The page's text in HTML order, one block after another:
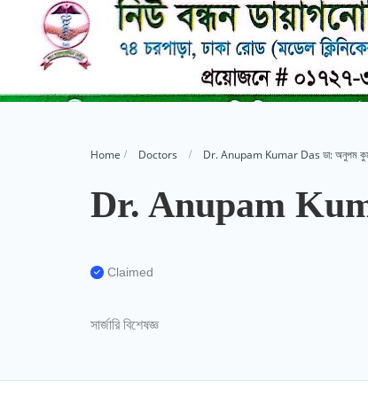
Home Doctors Dr. Anupam Kumar Das ডা: অনুপম
Dr. Anupam
Claimed
সার্জারি বিশেষজ্ঞ